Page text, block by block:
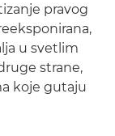
pravog
u svetlim
strane,
koje gutaju